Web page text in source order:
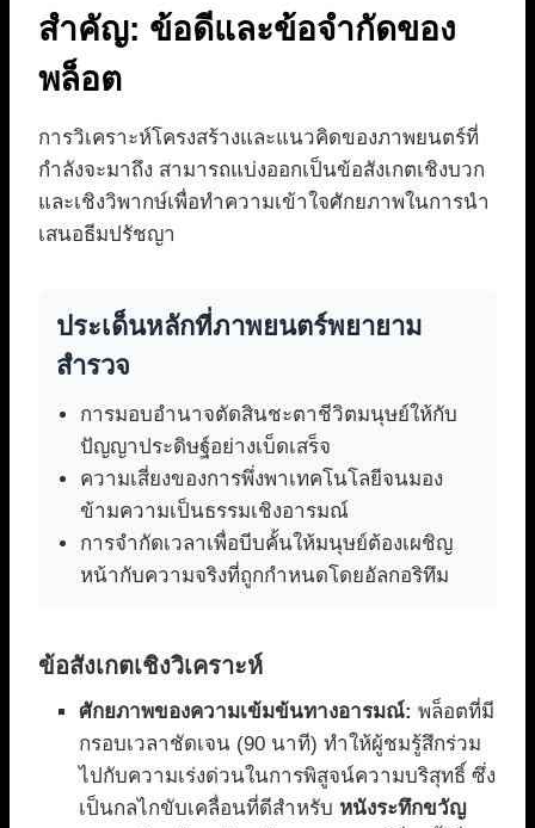
สำคัญ: ข้อดีและข้อจำกัดของ
พล็อต
การวิเคราะห์โครงสร้างและแนวคิดของภาพยนตร์ที่
กำลังจะมาถึง สามารถแบ่งออกเป็นข้อสังเกตเชิงบวก
และเชิงวิพากษ์เพื่อทำความเข้าใจศักยภาพในการนำ
เสนอธีมปรัชญา
ประเด็นหลักที่ภาพยนตร์พยายาม
สำรวจ
การมอบอำนาจตัดสินชะตาชีวิตมนุษย์ให้กับ
ปัญญาประดิษฐ์อย่างเบ็ดเสร็จ
ความเสี่ยงของการพึ่งพาเทคโนโลยีจนมอง
ข้ามความเป็นธรรมเชิงอารมณ์
การจำกัดเวลาเพื่อบีบคั้นให้มนุษย์ต้องเผชิญ
หน้ากับความจริงที่ถูกกำหนดโดยอัลกอริทึม
ข้อสังเกตเชิงวิเคราะห์
ศักยภาพของความเข้มข้นทางอารมณ์: พล็อตที่มี
กรอบเวลาชัดเจน (90 นาที) ทำให้ผู้ชมรู้สึกร่วม
ไปกับความเร่งด่วนในการพิสูจน์ความบริสุทธิ์ ซึ่ง
เป็นกลไกขับเคลื่อนที่ดีสำหรับ หนังระทึกขวัญ